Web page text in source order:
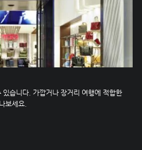
습니다. 가깝거나 장거리 여행에 적합한
보세요.